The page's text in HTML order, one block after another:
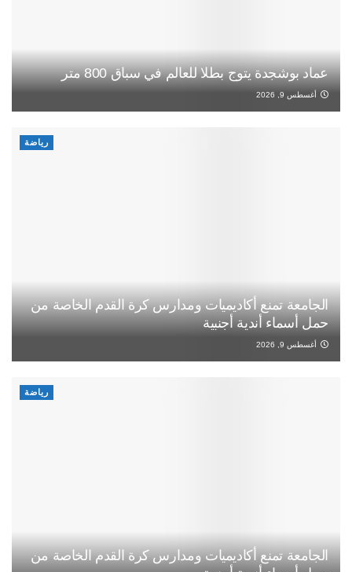
عماد بوشجدة يتوج بطلا للعالم في سباق 800 متر
أغسطس 9, 2026
رياضة
الجامعة تمنع أكاديميات ومدارس كرة القدم الخاصة من
حمل أسماء أندية أجنبية
أغسطس 9, 2026
رياضة
الجامعة تمنع أكاديميات ومدارس كرة القدم الخاصة من